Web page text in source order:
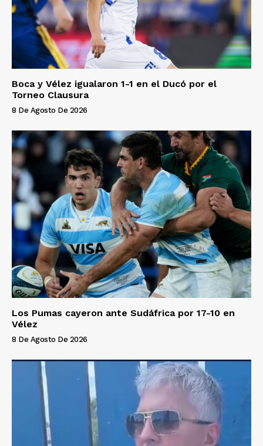
Boca y Vélez igualaron 1-1 en el Ducó por el
Torneo Clausura
8 De Agosto De 2026
Los Pumas cayeron ante Sudáfrica por 17-10 en
Vélez
8 De Agosto De 2026